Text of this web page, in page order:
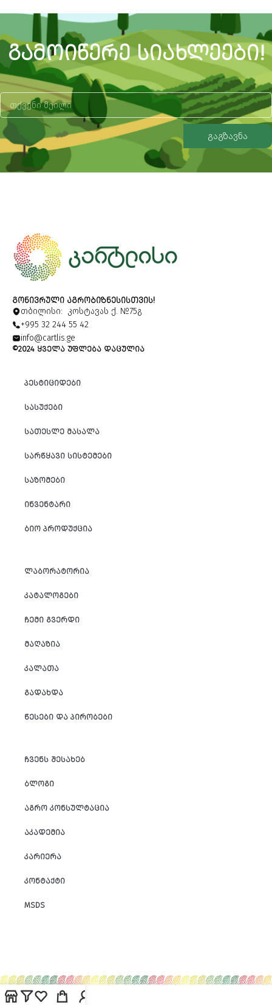
ᲒᲐᲛᲝᲘᲬᲔᲠᲔ ᲡᲘᲐᲮᲚᲔᲔᲑᲘ!
გაგზავნა
Alternative:
ᲒᲝᲜᲘᲕᲠᲣᲚᲘ ᲐᲒᲠᲝᲑᲘᲖᲜᲔᲡᲘᲡᲗᲕᲘᲡ!
თბილისი: კოსტავას ქ. №75გ
+995 32 244 55 42
info@cartlis.ge
©2024 ᲧᲕᲔᲚᲐ ᲣᲤᲚᲔᲑᲐ ᲓᲐᲪᲣᲚᲘᲐ
ᲞᲔᲡᲢᲘᲪᲘᲓᲔᲑᲘ
ᲡᲐᲡᲣᲥᲔᲑᲘ
ᲡᲐᲗᲔᲡᲚᲔ ᲛᲐᲡᲐᲚᲐ
ᲡᲐᲠᲬᲧᲐᲕᲘ ᲡᲘᲡᲢᲔᲛᲔᲑᲘ
ᲡᲐᲖᲝᲛᲔᲑᲘ
ᲘᲜᲕᲔᲜᲢᲐᲠᲘ
ᲑᲘᲝ ᲞᲠᲝᲓᲣᲥᲪᲘᲐ
ᲚᲐᲑᲝᲠᲐᲢᲝᲠᲘᲐ
ᲙᲐᲢᲐᲚᲝᲒᲔᲑᲘ
ᲩᲔᲛᲘ ᲒᲕᲔᲠᲓᲘ
ᲛᲐᲦᲐᲖᲘᲐ
ᲙᲐᲚᲐᲗᲐ
ᲒᲐᲓᲐᲮᲓᲐ
ᲬᲔᲡᲔᲑᲘ ᲓᲐ ᲞᲘᲠᲝᲑᲔᲑᲘ
ᲩᲕᲔᲜᲡ ᲨᲔᲡᲐᲮᲔᲑ
ᲑᲚᲝᲒᲘ
ᲐᲒᲠᲝ ᲙᲝᲜᲡᲣᲚᲢᲐᲪᲘᲐ
ᲐᲙᲐᲓᲔᲛᲘᲐ
ᲙᲐᲠᲘᲔᲠᲐ
ᲙᲝᲜᲢᲐᲥᲢᲘ
MSDS